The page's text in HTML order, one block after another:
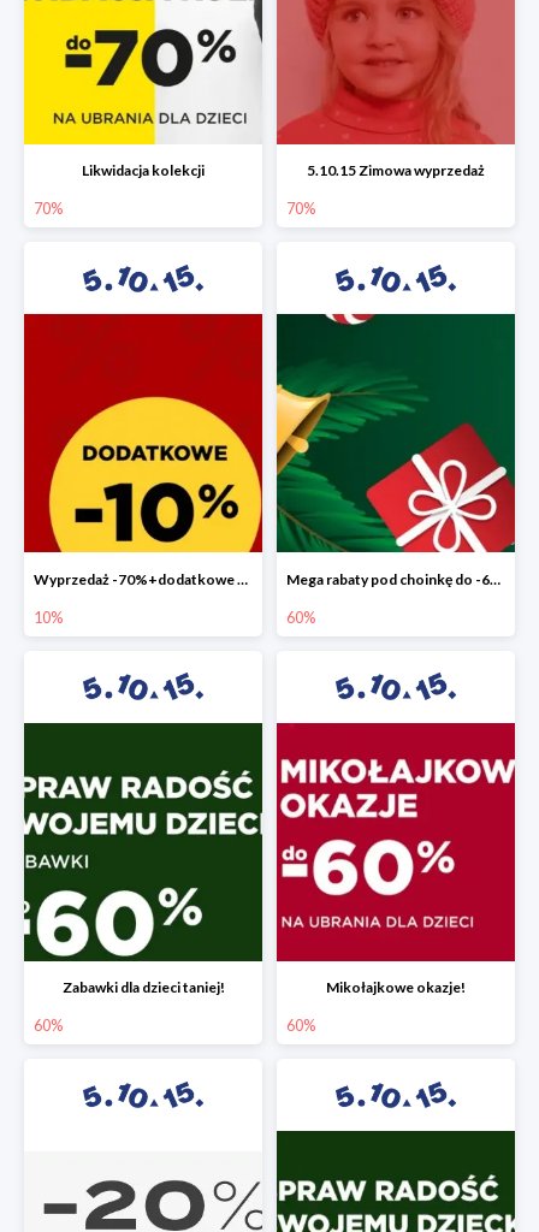
Likwidacja kolekcji
70%
5.10.15 Zimowa wyprzedaż
70%
Wyprzedaż -70%+dodatkowe 10%
10%
Mega rabaty pod choinkę do -60%
60%
Zabawki dla dzieci taniej!
60%
Mikołajkowe okazje!
60%